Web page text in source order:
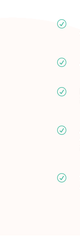
R
R
R
R
R